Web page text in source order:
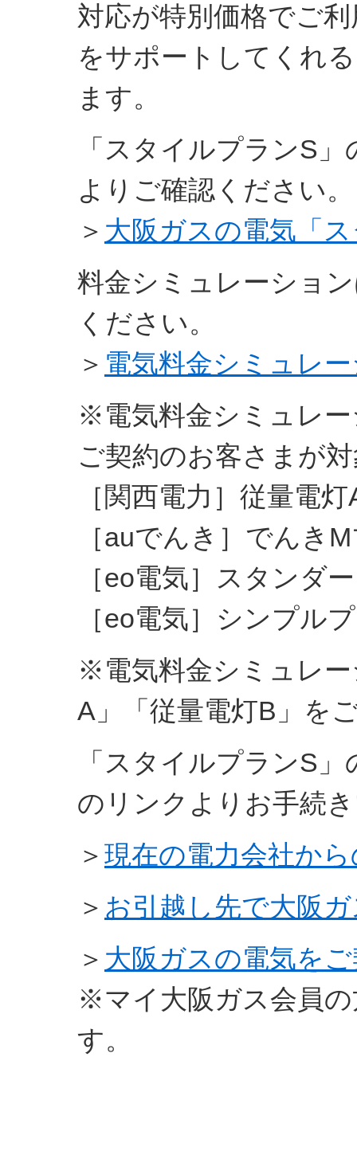
対応が特別価格でご
をサポートしてくれ
ます。
「スタイルプランS
よりご確認ください。
＞ 大阪ガスの電気「
料金シミュレーショ
ください。
＞ 電気料金シミュレ
※電気料金シミュレ
ご契約のお客さまが
［関西電力］従量電
［auでんき］でんき
［eo電気］スタンダ
［eo電気］シンプル
※電気料金シミュレ
A」「従量電灯B」を
「スタイルプランS
のリンクよりお手続
＞ 現在の電力会社か
＞ お引越し先で大阪
＞ 大阪ガスの電気を
※マイ大阪ガス会員
す。